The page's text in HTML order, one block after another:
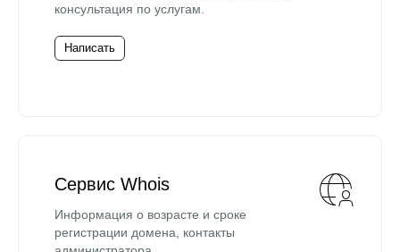
консультация по услугам.
Написать
Сервис Whois
Информация о возрасте и сроке
регистрации домена, контакты